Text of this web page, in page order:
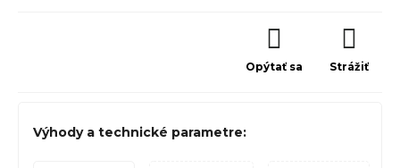
Opýtať sa Strážiť
Výhody a technické parametre: